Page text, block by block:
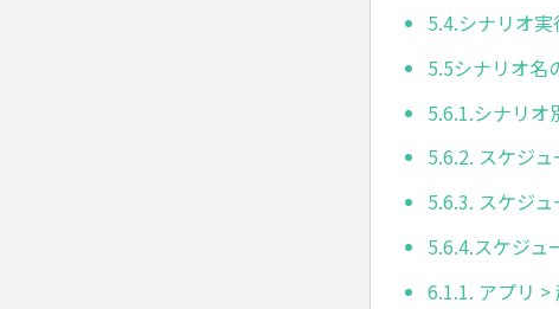
5.4.シナリオ
5.5シナリオ名
5.6.1.シナリオ
5.6.2. スケジ
5.6.3. スケジ
5.6.4.スケジュ
6.1.1. アプリ >